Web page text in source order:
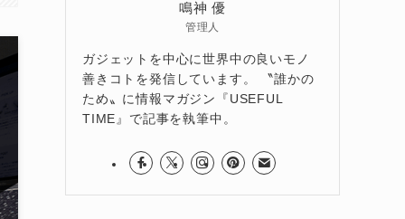
鳴神 優
管理人
ガジェットを中心に世界中の良いモノ
善きコトを発信しています。 〝誰かの
ため〟に情報マガジン『USEFUL
TIME』で記事を執筆中。